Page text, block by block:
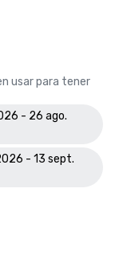
usar para tener
- 26 ago.
- 13 sept.